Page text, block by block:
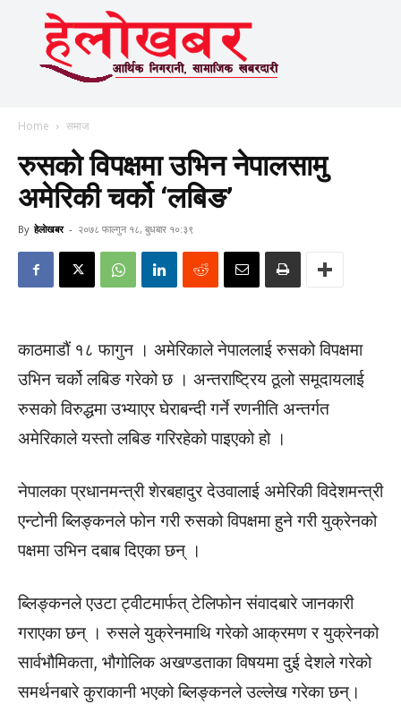
Home समाज
रुसको विपक्षमा उभिन नेपालसामु
अमेरिकी चर्को ‘लबिङ’
By हेलाेखबर - २०७८ फाल्गुन १८, बुधबार १०:३९
काठमाडौं १८ फागुन । अमेरिकाले नेपाललाई रुसको विपक्षमा
उभिन चर्को लबिङ गरेको छ । अन्तराष्ट्रिय ठूलो समूदायलाई
रुसको विरुद्धमा उभ्याएर घेराबन्दी गर्ने रणनीति अन्तर्गत
अमेरिकाले यस्तो लबिङ गरिरहेको पाइएको हो ।
नेपालका प्रधानमन्त्री शेरबहादुर देउवालाई अमेरिकी विदेशमन्त्री
एन्टोनी ब्लिङ्कनले फोन गरी रुसको विपक्षमा हुने गरी युक्रेनको
पक्षमा उभिन दबाब दिएका छन् ।
ब्लिङ्कनले एउटा ट्वीटमार्फत्‌ टेलिफोन संवादबारे जानकारी
गराएका छन् । रुसले युक्रेनमाथि गरेको आक्रमण र युक्रेनको
सार्वभौमिकता, भौगोलिक अखण्डताका विषयमा दुई देशले गरेको
समर्थनबारे कुराकानी भएको ब्लिङ्कनले उल्लेख गरेका छन्।